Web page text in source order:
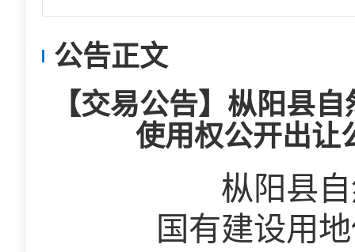
公告正文
【交易公告】枞阳县
使用权公开出让
枞阳县
国有建设用